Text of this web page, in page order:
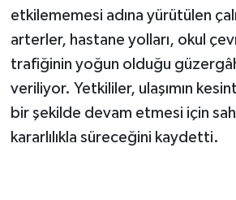
etkilememesi adına yürütülen
arterler, hastane yolları, okul
trafiğinin yoğun olduğu
veriliyor. Yetkililer, ulaşımın
bir şekilde devam etmesi için
kararlılıkla süreceğini kaydetti.